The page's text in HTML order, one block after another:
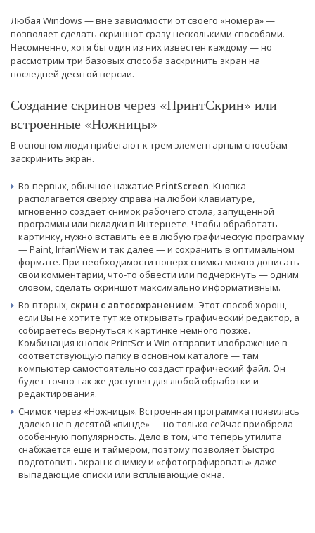
Любая Windows — вне зависимости от своего «номера» —
позволяет сделать скриншот сразу несколькими способами.
Несомненно, хотя бы один из них известен каждому — но
рассмотрим три базовых способа заскринить экран на
последней десятой версии.
Создание скринов через «ПринтСкрин» или
встроенные «Ножницы»
В основном люди прибегают к трем элементарным способам
заскринить экран.
Во-первых, обычное нажатие PrintScreen. Кнопка
располагается сверху справа на любой клавиатуре,
мгновенно создает снимок рабочего стола, запущенной
программы или вкладки в Интернете. Чтобы обработать
картинку, нужно вставить ее в любую графическую программу
— Paint, IrfanWiew и так далее — и сохранить в оптимальном
формате. При необходимости поверх снимка можно дописать
свои комментарии, что-то обвести или подчеркнуть — одним
словом, сделать скриншот максимально информативным.
Во-вторых, скрин с автосохранением. Этот способ хорош,
если Вы не хотите тут же открывать графический редактор, а
собираетесь вернуться к картинке немного позже.
Комбинация кнопок PrintScr и Win отправит изображение в
соответствующую папку в основном каталоге — там
компьютер самостоятельно создаст графический файл. Он
будет точно так же доступен для любой обработки и
редактирования.
Снимок через «Ножницы». Встроенная программка появилась
далеко не в десятой «винде» — но только сейчас приобрела
особенную популярность. Дело в том, что теперь утилита
снабжается еще и таймером, поэтому позволяет быстро
подготовить экран к снимку и «сфотографировать» даже
выпадающие списки или всплывающие окна.